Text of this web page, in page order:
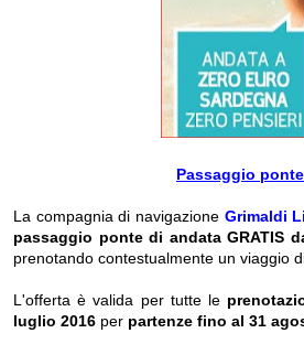
Passaggio
La compagnia di navigazione Grimaldi
passaggio ponte di andata GRATIS
prenotando contestualmente un viaggio
L'offerta è valida per tutte le
luglio 2016 per partenze fino al 31